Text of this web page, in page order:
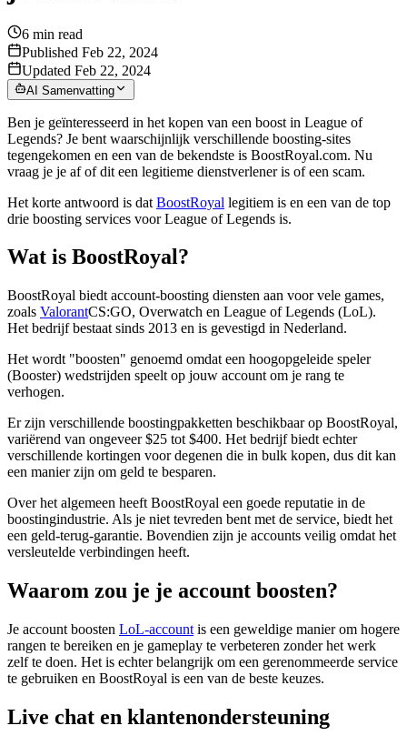
6 min read
Published Feb 22, 2024
Updated Feb 22, 2024
AI Samenvatting
Ben je geïnteresseerd in het kopen van een boost in League of
Legends? Je bent waarschijnlijk verschillende boosting-sites
tegengekomen en een van de bekendste is BoostRoyal.com. Nu
vraag je je af of dit een legitieme dienstverlener is of een scam.
Het korte antwoord is dat BoostRoyal legitiem is en een van de top
drie boosting services voor League of Legends is.
Wat is BoostRoyal?
BoostRoyal biedt account-boosting diensten aan voor vele games,
zoals ValorantCS:GO, Overwatch en League of Legends (LoL).
Het bedrijf bestaat sinds 2013 en is gevestigd in Nederland.
Het wordt "boosten" genoemd omdat een hoogopgeleide speler
(Booster) wedstrijden speelt op jouw account om je rang te
verhogen.
Er zijn verschillende boostingpakketten beschikbaar op BoostRoyal,
variërend van ongeveer $25 tot $400. Het bedrijf biedt echter
verschillende kortingen voor degenen die in bulk kopen, dus dit kan
een manier zijn om geld te besparen.
Over het algemeen heeft BoostRoyal een goede reputatie in de
boostingindustrie. Als je niet tevreden bent met de service, biedt het
een geld-terug-garantie. Bovendien zijn je accounts veilig omdat het
versleutelde verbindingen heeft.
Waarom zou je je account boosten?
Je account boosten LoL-account is een geweldige manier om hogere
rangen te bereiken en je gameplay te verbeteren zonder het werk
zelf te doen. Het is echter belangrijk om een gerenommeerde service
te gebruiken en BoostRoyal is een van de beste keuzes.
Live chat en klantenondersteuning